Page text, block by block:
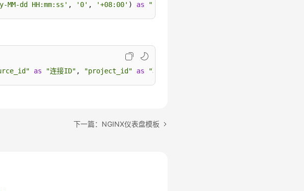
MM-dd HH:mm:ss' , '0' , '+08:00' ) as "时间"
as "连接ID" , "project_id" as "项目ID"
下一篇：NGINX仪表盘模板